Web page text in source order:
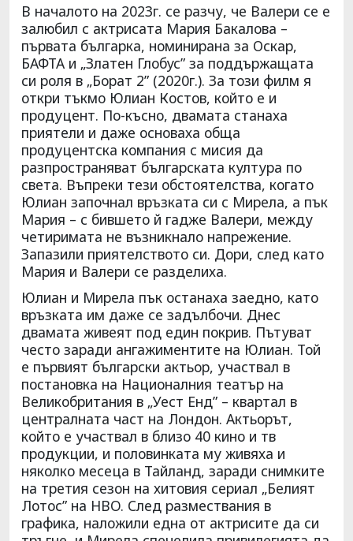
В началото на 2023г. се разчу, че Валери се е
залюбил с актрисата Мария Бакалова –
първата българка, номинирана за Оскар,
БАФТА и „Златен Глобус” за поддържащата
си роля в „Борат 2” (2020г.). За този филм я
откри тъкмо Юлиан Костов, който е и
продуцент. По-късно, двамата станаха
приятели и даже основаха обща
продуцентска компания с мисия да
разпространяват българската култура по
света. Въпреки тези обстоятелства, когато
Юлиан започнал връзката си с Мирела, а пък
Мария – с бившето й гадже Валери, между
четиримата не възникнало напрежение.
Запазили приятелството си. Дори, след като
Мария и Валери се разделиха.
Юлиан и Мирела пък останаха заедно, като
връзката им даже се задълбочи. Днес
двамата живеят под един покрив. Пътуват
често заради ангажиментите на Юлиан. Той
е първият български актьор, участвал в
постановка на Националния театър на
Великобритания в „Уест Енд” – квартал в
централната част на Лондон. Актьорът,
който е участвал в близо 40 кино и тв
продукции, и половинката му живяха и
няколко месеца в Тайланд, заради снимките
на третия сезон на хитовия сериал „Белият
Лотос” на HBO. След размествания в
графика, наложили една от актрисите да си